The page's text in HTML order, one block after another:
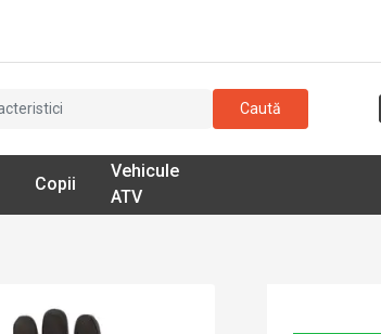
Caută
Copii
Vehicule
ATV